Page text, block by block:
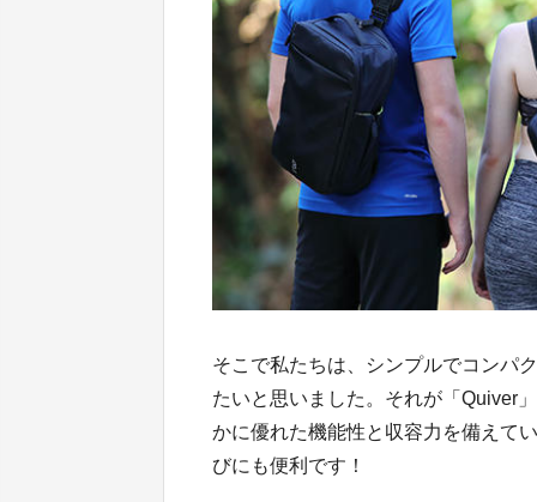
そこで私たちは、シンプルでコンパ
たいと思いました。それが「Quiver
かに優れた機能性と収容力を備えて
びにも便利です！